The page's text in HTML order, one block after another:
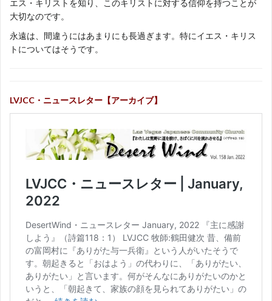
エス・キリストを知り、このキリストに対する信仰を持つことが
大切なのです。
永遠は、間違うにはあまりにも長過ぎます。特にイエス・キリス
トについてはそうです。
LVJCC・ニュースレター【アーカイブ】